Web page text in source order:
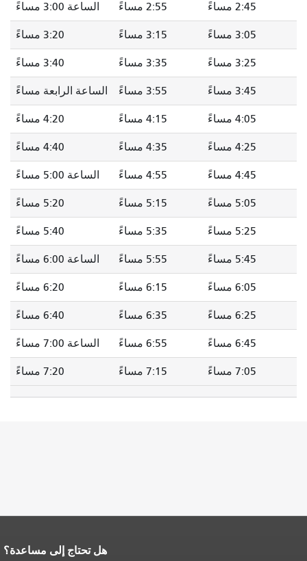
2:45 مساءً 2:55 مساءً الساعة 3:00 مساءً
3:05 مساءً 3:15 مساءً 3:20 مساءً
3:25 مساءً 3:35 مساءً 3:40 مساءً
3:45 مساءً 3:55 مساءً الساعة الرابعة مساءً
4:05 مساءً 4:15 مساءً 4:20 مساءً
4:25 مساءً 4:35 مساءً 4:40 مساءً
4:45 مساءً 4:55 مساءً الساعة 5:00 مساءً
5:05 مساءً 5:15 مساءً 5:20 مساءً
5:25 مساءً 5:35 مساءً 5:40 مساءً
5:45 مساءً 5:55 مساءً الساعة 6:00 مساءً
6:05 مساءً 6:15 مساءً 6:20 مساءً
6:25 مساءً 6:35 مساءً 6:40 مساءً
6:45 مساءً 6:55 مساءً الساعة 7:00 مساءً
7:05 مساءً 7:15 مساءً 7:20 مساءً
هل تحتاج إلى مساعدة؟